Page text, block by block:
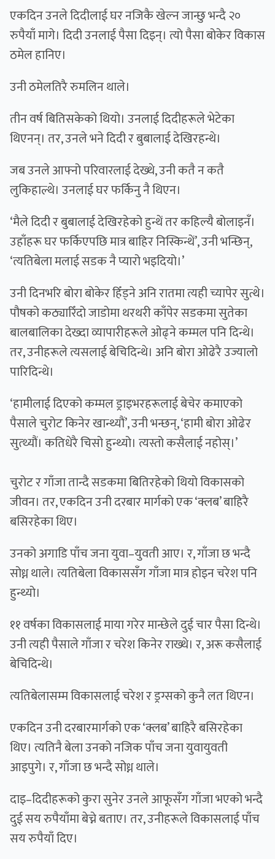
एकदिन उनले दिदीलाई घर नजिकै खेल्न जान्छु भन्दै २०
रुपैयाँ मागे। दिदी उनलाई पैसा दिइन्। त्यो पैसा बोकेर विकास
ठमेल हानिए।
उनी ठमेलतिरै रुमलिन थाले।
तीन वर्ष बितिसकेको थियो। उनलाई दिदीहरूले भेटेका
थिएनन्। तर, उनले भने दिदी र बुबालाई देखिरहन्थे।
जब उनले आफ्नो परिवारलाई देख्थे, उनी कतै न कतै
लुकिहाल्थे। उनलाई घर फर्किनु नै थिएन।
‘मैले दिदी र बुबालाई देखिरहेको हुन्थें तर कहिल्यै बोलाइनँ।
उहाँहरू घर फर्किएपछि मात्र बाहिर निस्किन्थें’, उनी भन्छिन्,
‘त्यतिबेला मलाई सडक नै प्यारो भइदियो।’
उनी दिनभरि बोरा बोकेर हिँड्ने अनि रातमा त्यही च्यापेर सुत्थे।
पौषको कठ्यारिँदो जाडोमा थरथरी काँपेर सडकमा सुतेका
बालबालिका देख्दा व्यापारीहरूले ओढ्ने कम्मल पनि दिन्थे।
तर, उनीहरूले त्यसलाई बेचिदिन्थे। अनि बोरा ओढेरै उज्यालो
पारिदिन्थे।
‘हामीलाई दिएको कम्मल ड्राइभरहरूलाई बेचेर कमाएको
पैसाले चुरोट किनेर खान्थ्यौं’, उनी भन्छन्, ‘हामी बोरा ओढेर
सुत्थ्यौं। कतिधेरै चिसो हुन्थ्यो। त्यस्तो कसैलाई नहोस्।’
चुरोट र गाँजा तान्दै सडकमा बितिरहेको थियो विकासको
जीवन। तर, एकदिन उनी दरबार मार्गको एक ‘क्लब’ बाहिरै
बसिरहेका थिए।
उनको अगाडि पाँच जना युवा–युवती आए। र, गाँजा छ भन्दै
सोध्न थाले। त्यतिबेला विकाससँग गाँजा मात्र होइन चरेश पनि
हुन्थ्यो।
११ वर्षका विकासलाई माया गरेर मान्छेले दुई चार पैसा दिन्थे।
उनी त्यही पैसाले गाँजा र चरेश किनेर राख्थे। र, अरू कसैलाई
बेचिदिन्थे।
त्यतिबेलासम्म विकासलाई चरेश र ड्रग्सको कुनै लत थिएन।
एकदिन उनी दरबारमार्गको एक ‘क्लब’ बाहिरै बसिरहेका
थिए। त्यतिनै बेला उनको नजिक पाँच जना युवायुवती
आइपुगे। र, गाँजा छ भन्दै सोध्न थाले।
दाइ–दिदीहरूको कुरा सुनेर उनले आफूसँग गाँजा भएको भन्दै
दुई सय रुपैयाँमा बेच्ने बताए। तर, उनीहरूले विकासलाई पाँच
सय रुपैयाँ दिए।